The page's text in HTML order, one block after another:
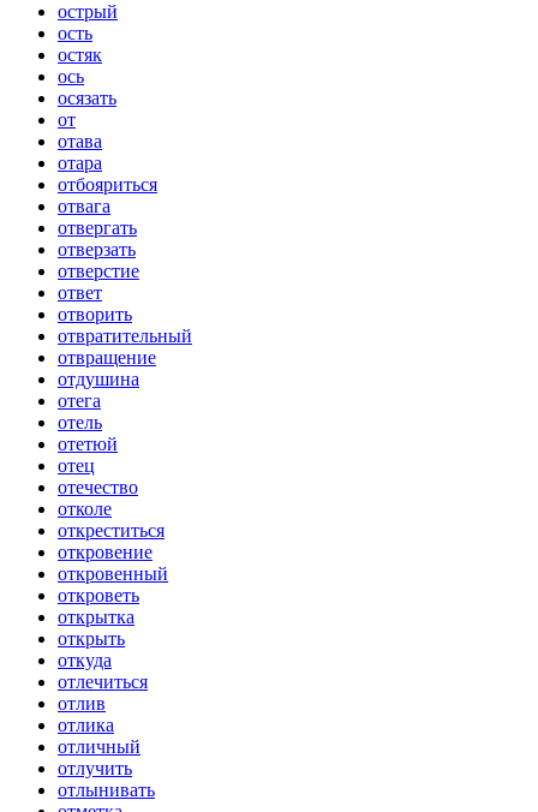
острый
ость
остяк
ось
осязать
от
отава
отара
отбояриться
отвага
отвергать
отверзать
отверстие
ответ
отворить
отвратительный
отвращение
отдушина
отега
отель
отетюй
отец
отечество
отколе
откреститься
откровение
откровенный
откроветь
открытка
открыть
откуда
отлечиться
отлив
отлика
отличный
отлучить
отлынивать